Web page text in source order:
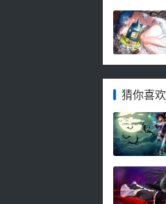
猜你喜欢